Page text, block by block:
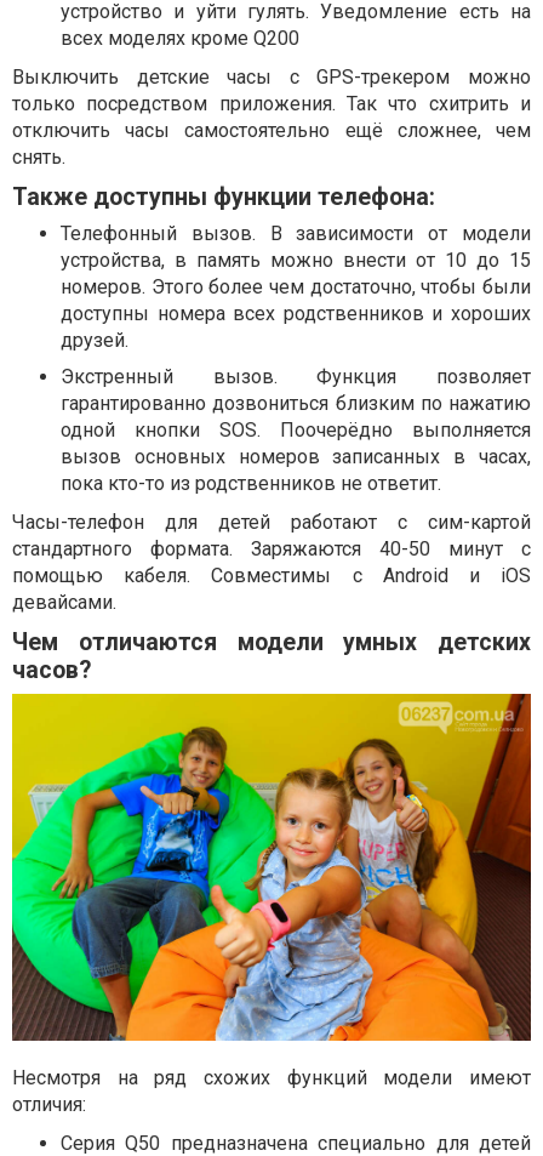
устройство и уйти гулять. Уведомление есть на
всех моделях кроме Q200
Выключить детские часы с GPS-трекером можно
только посредством приложения. Так что схитрить и
отключить часы самостоятельно ещё сложнее, чем
снять.
Также доступны функции телефона:
Телефонный вызов. В зависимости от модели
устройства, в память можно внести от 10 до 15
номеров. Этого более чем достаточно, чтобы были
доступны номера всех родственников и хороших
друзей.
Экстренный вызов. Функция позволяет
гарантированно дозвониться близким по нажатию
одной кнопки SOS. Поочерёдно выполняется
вызов основных номеров записанных в часах,
пока кто-то из родственников не ответит.
Часы-телефон для детей работают с сим-картой
стандартного формата. Заряжаются 40-50 минут с
помощью кабеля. Совместимы с Android и iOS
девайсами.
Чем отличаются модели умных детских
часов?
Несмотря на ряд схожих функций модели имеют
отличия:
Серия Q50 предназначена специально для детей